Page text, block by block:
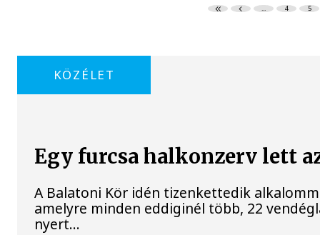
... 4 5
KÖZÉLET
Egy furcsa halkonzerv lett
A Balatoni Kör idén tizenkettedik
amelyre minden eddiginél több, 22
nyert...